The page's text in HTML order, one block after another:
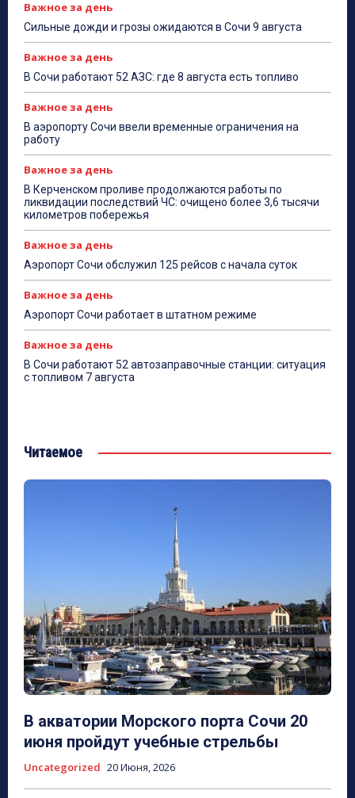
Важное за день
Сильные дожди и грозы ожидаются в Сочи 9 августа
Важное за день
В Сочи работают 52 АЗС: где 8 августа есть топливо
Важное за день
В аэропорту Сочи ввели временные ограничения на
работу
Важное за день
В Керченском проливе продолжаются работы по
ликвидации последствий ЧС: очищено более 3,6 тысячи
километров побережья
Важное за день
Аэропорт Сочи обслужил 125 рейсов с начала суток
Важное за день
Аэропорт Сочи работает в штатном режиме
Важное за день
В Сочи работают 52 автозаправочные станции: ситуация
с топливом 7 августа
Читаемое
В акватории Морского порта Сочи 20
июня пройдут учебные стрельбы
Uncategorized 20 Июня, 2026